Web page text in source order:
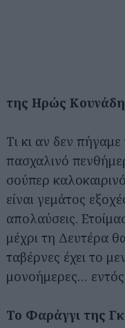
της Ηρώς Κουνάδη
Τι κι αν δεν
πασχαλινό
σούπερ
είναι γεμάτος
απολαύσεις.
μέχρι τη Δευτέρα
ταβέρνες έχει το
μονοήμερες…
Το Φαράγγι της